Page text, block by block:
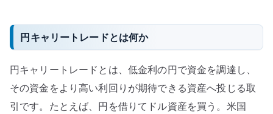
円キャリートレードとは何か
円キャリートレードとは、低金利の円で資金を調達し、
その資金をより高い利回りが期待できる資産へ投じる取
引です。たとえば、円を借りてドル資産を買う。米国